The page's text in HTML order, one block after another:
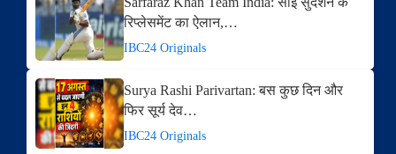
रिप्लेसमेंट का ऐलान,…
IBC24 Originals
Surya Rashi Parivartan: बस कुछ दिन और​
फिर सूर्य देव…
IBC24 Originals